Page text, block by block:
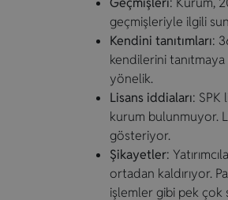
geçmişleriyle ilgili
Kendini tanıtımları:
kendilerini tanıtmaya
yönelik.
Lisans iddiaları: SPK
kurum bulunmuyor.
gösteriyor.
Şikayetler:
ortadan kaldırıyor.
işlemler gibi pek çok